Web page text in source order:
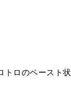
トロのペースト状